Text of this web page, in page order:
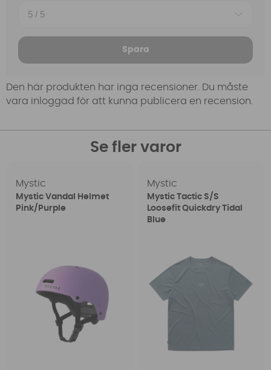
Spara
Den här produkten har inga recensioner. Du måste
vara inloggad för att kunna publicera en recension.
Se fler varor
Mystic
Mystic Vandal Helmet
Pink/Purple
Mystic
Mystic Tactic S/S
Loosefit Quickdry Tidal
Blue